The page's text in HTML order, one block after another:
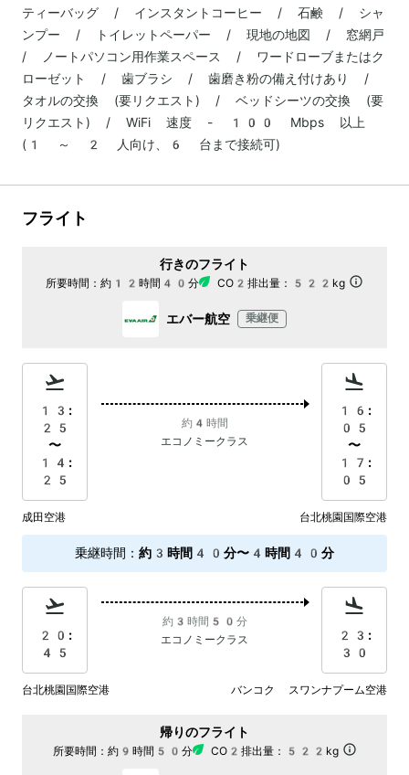
ティーバッグ / インスタントコーヒー / 石鹸 / シャ
ンプー / トイレットペーパー / 現地の地図 / 窓網戸
/ ノートパソコン用作業スペース / ワードローブまたはク
ローゼット / 歯ブラシ / 歯磨き粉の備え付けあり /
タオルの交換 (要リクエスト) / ベッドシーツの交換 (要
リクエスト) / WiFi 速度 - 100 Mbps 以上
(1 ～ 2 人向け、6 台まで接続可)
フライト
行きのフライト
所要時間： 約12時間40分 CO2排出量： 522kg
エバー航空 乗継便
13:
25
〜
14:
25
約4時間
エコノミークラス
16:
05
〜
17:
05
成田空港 台北桃園国際空港
乗継時間 ： 約3時間40分〜4時間40分
20:
45
約3時間50分
エコノミークラス
23:
30
台北桃園国際空港 バンコク スワンナプーム空港
帰りのフライト
所要時間： 約9時間50分 CO2排出量： 522kg